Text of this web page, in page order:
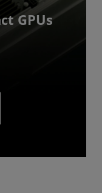
GPUs